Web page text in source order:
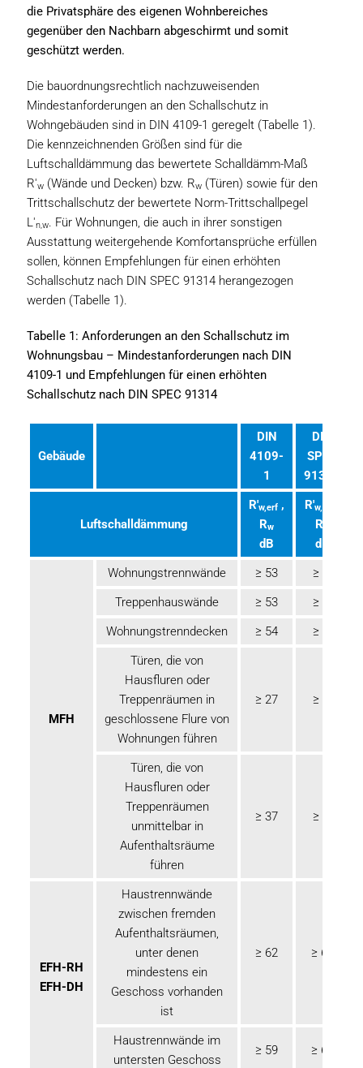
die Privatsphäre des eigenen Wohnbereiches
gegenüber den Nachbarn abgeschirmt und somit
geschützt werden.
Die bauordnungsrechtlich nachzuweisenden
Mindestanforderungen an den Schallschutz in
Wohngebäuden sind in DIN 4109-1 geregelt (Tabelle 1).
Die kennzeichnenden Größen sind für die
Luftschalldämmung das bewertete Schalldämm-Maß
R'w (Wände und Decken) bzw. Rw (Türen) sowie für den
Trittschallschutz der bewertete Norm-Trittschallpegel
L'n,w. Für Wohnungen, die auch in ihrer sonstigen
Ausstattung weitergehende Komfortansprüche erfüllen
sollen, können Empfehlungen für einen erhöhten
Schallschutz nach DIN SPEC 91314 herangezogen
werden (Tabelle 1).
Tabelle 1: Anforderungen an den Schallschutz im
Wohnungsbau – Mindestanforderungen nach DIN
4109-1 und Empfehlungen für einen erhöhten
Schallschutz nach DIN SPEC 91314
Gebäude
DIN
4109-
1
DIN
SPEC
91314
Luftschalldämmung
R'w,erf ,
Rw
dB
R'w,erf
R
dB
MFH
Wohnungstrennwände ≥ 53
≥ 55
Treppenhauswände
≥ 53
≥ 55
Wohnungstrenndecken
≥ 54
≥ 56
Türen, die von
Hausfluren oder
Treppenräumen in
geschlossene Flure von
Wohnungen führen
≥ 27 ≥ 32
Türen, die von
Hausfluren oder
Treppenräumen
unmittelbar in
Aufenthaltsräume
führen
≥ 37 ≥ 42
EFH-RH
EFH-DH
Haustrennwände
zwischen fremden
Aufenthaltsräumen,
unter denen
mindestens ein
Geschoss vorhanden
ist
≥ 62 ≥ 67
Haustrennwände im
untersten Geschoss
≥ 59 ≥ 62